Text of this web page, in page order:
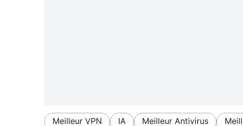
Meilleur VPN IA Meilleur Antivirus